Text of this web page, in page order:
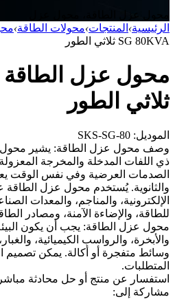
الرئيسية› المنتجات›محولات الطاقة›
SG 80KVA ثلاثي الطور
ثلاثي الطور
الموديل: SKS-SG-80
وصف محول عزل الطاقة: يشير محول
ذي اللفات المدخلة والمخرجة
الصدمات العرضية وفي نفس الوقت
والثانوية. يُستخدم محول عزل
الإلكترونية، والمناجم، والمعدات
للطاقة، والإضاءة الآمنة، ومصادر
محول عزل الطاقة: يجب أن يكون
والأبخرة، والرواسب الكيميائية،
وسائط متفجرة أو أكالة. يمكن
المتطلبات.
استفسار عن منتج أو حل محادثة
مشاركة إلى: